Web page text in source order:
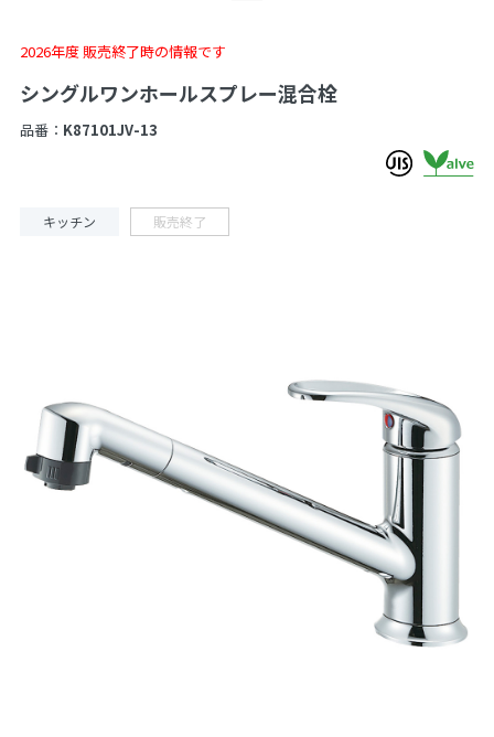
2026年度 販売終了時の情報です
シングルワンホールスプレー混合栓
品番： K87101JV-13
キッチン 販売終了